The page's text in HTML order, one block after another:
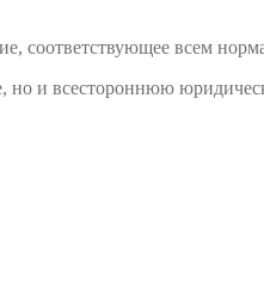
всем
и всестороннюю